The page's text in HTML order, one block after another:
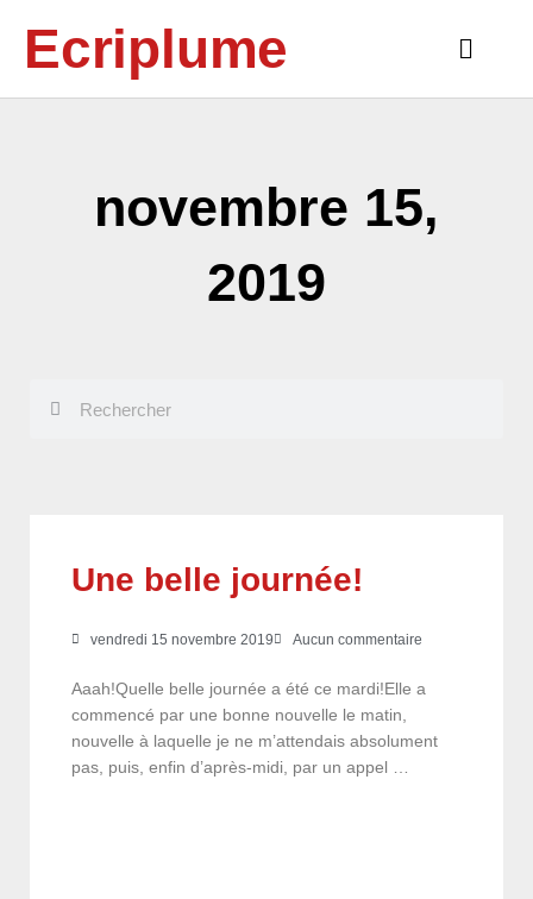
contenuEcriplume
Main
novembre 15,
2019
Une belle journée!
vendredi 15 novembre 2019 Aucun commentaire
Aaah!Quelle belle journée a été ce mardi!Elle a
commencé par une bonne nouvelle le matin,
nouvelle à laquelle je ne m’attendais absolument
pas, puis, enfin d’après-midi, par un appel …